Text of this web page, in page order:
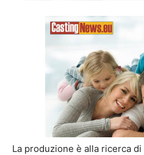
La produzione è alla ricerca di